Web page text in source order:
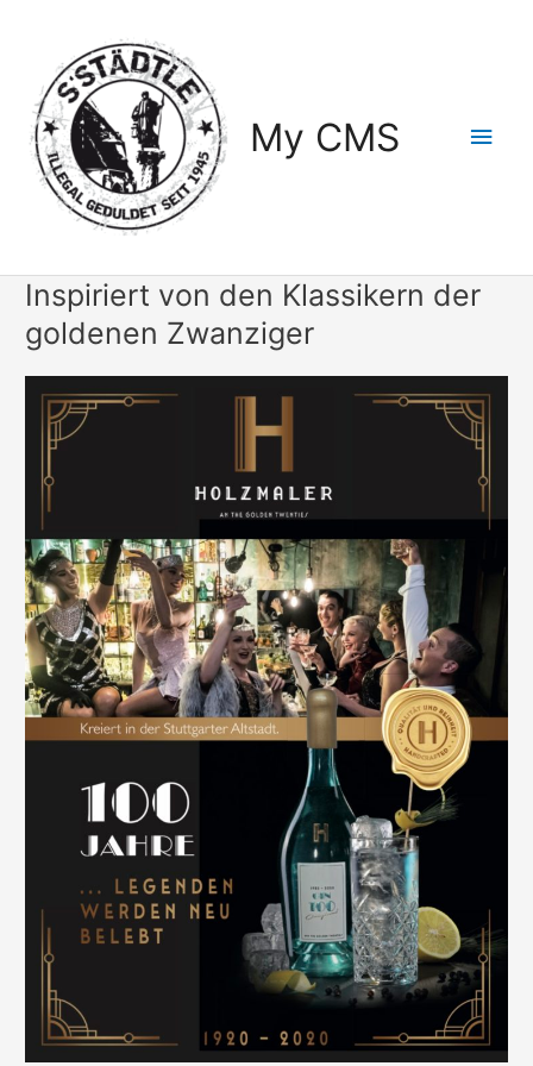
springen
My CMS
Inspiriert von den Klassikern der
goldenen Zwanziger